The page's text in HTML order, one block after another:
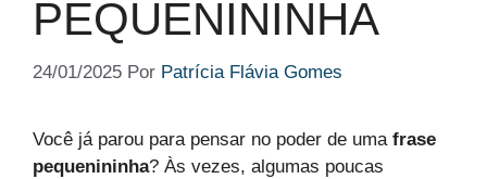
PEQUENININHA​
24/01/2025 Por Patrícia Flávia Gomes
Você já parou para pensar no poder de uma frase
pequenininha? Às vezes, algumas poucas